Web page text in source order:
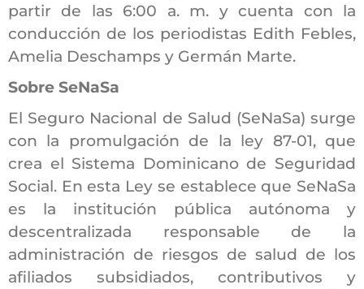
partir de las 6:00 a. m. y cuenta con la
conducción de los periodistas Edith Febles,
Amelia Deschamps y Germán Marte.
Sobre SeNaSa
El Seguro Nacional de Salud (SeNaSa) surge
con la promulgación de la ley 87-01, que
crea el Sistema Dominicano de Seguridad
Social. En esta Ley se establece que SeNaSa
es la institución pública autónoma y
descentralizada responsable de la
administración de riesgos de salud de los
afiliados subsidiados, contributivos y